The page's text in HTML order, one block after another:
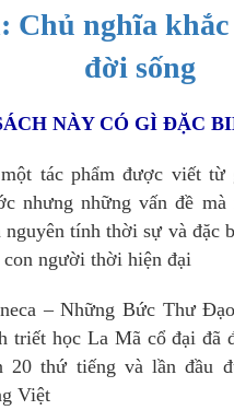
Chủ nghĩa
đời sống
NÀY CÓ GÌ ĐẶC
tác phẩm được viết từ
nhưng những vấn đề mà
nguyên tính thời sự và đặc
người thời hiện đại
– Những Bức Thư
triết học La Mã cổ đại đã
20 thứ tiếng và lần đầu
Việt